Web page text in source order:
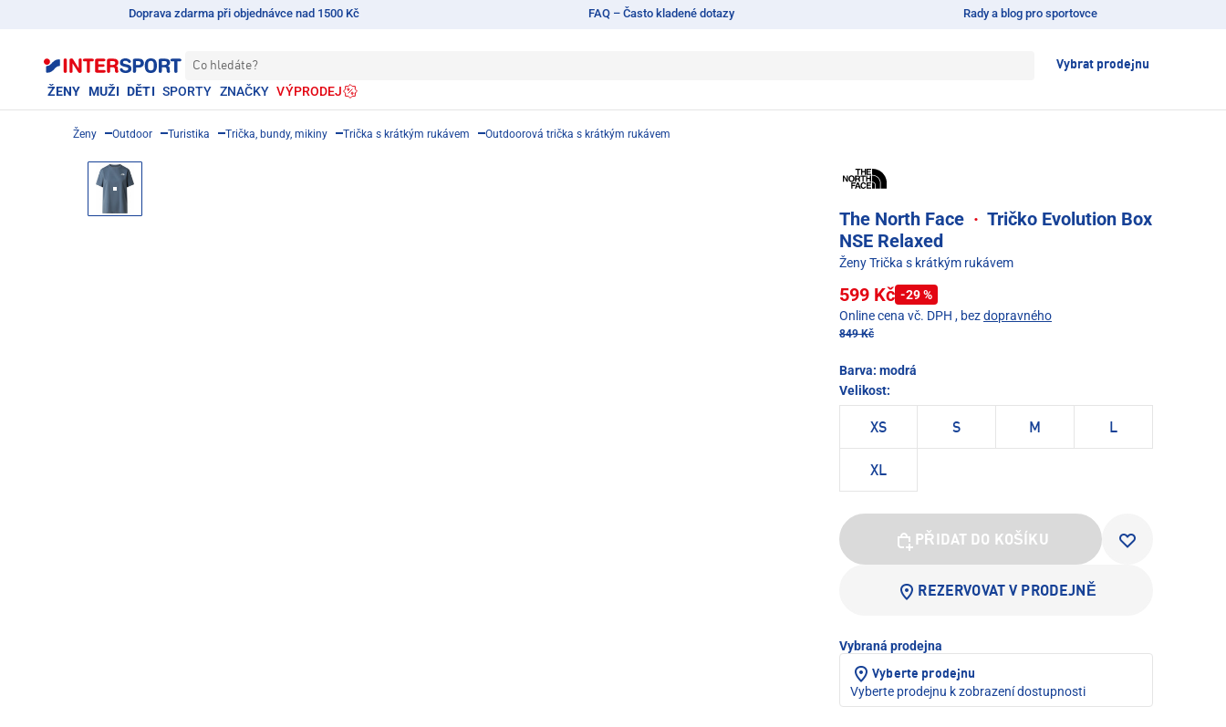
Doprava zdarma při objednávce nad 1500 Kč FAQ – Často kladené dotazy Rady a blog pro sportovce
Co hledáte? Vybrat prodejnu
ŽENY MUŽI DĚTI SPORTY ZNAČKY VÝPRODEJ
Ženy Outdoor Turistika Trička, bundy, mikiny Trička s krátkým rukávem Outdoorová trička s krátkým rukávem
The North Face · Tričko Evolution Box
NSE Relaxed
Ženy Trička s krátkým rukávem
599 Kč -29 %
Online cena vč. DPH , bezdopravného
849 Kč
Barva: modrá
Velikost:
XS S M L
XL
PŘIDAT DO KOŠÍKU
REZERVOVAT V PRODEJNĚ
Vybraná prodejna
Vyberte prodejnu
Vyberte prodejnu k zobrazení dostupnosti